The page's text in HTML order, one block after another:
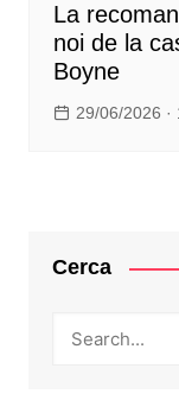
La
noi de la
Boyne
29/06/2026 ·
Cerca